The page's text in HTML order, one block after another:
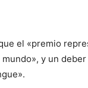
el «premio
y un